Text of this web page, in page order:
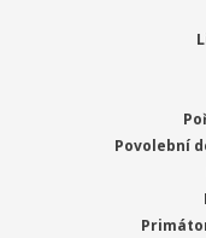
Povolební